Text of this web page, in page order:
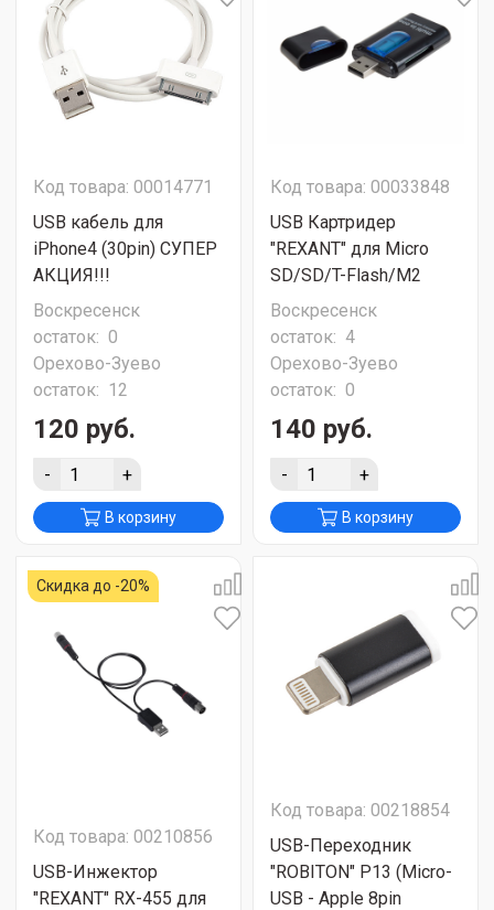
Код товара: 00014771
USB кабель для
iPhone4 (30pin) СУПЕР
АКЦИЯ!!!
Воскресенск
остаток: 0
Орехово-Зуево
остаток: 12
120 руб.
- +
В корзину
Код товара: 00033848
USB Картридер
"REXANT" для Micro
SD/SD/T-Flash/M2
Воскресенск
остаток: 4
Орехово-Зуево
остаток: 0
140 руб.
- +
В корзину
Скидка до -20%
Код товара: 00210856
USB-Инжектор
"REXANT" RX-455 для
Код товара: 00218854
USB-Переходник
"ROBITON" P13 (Micro-
USB - Apple 8pin